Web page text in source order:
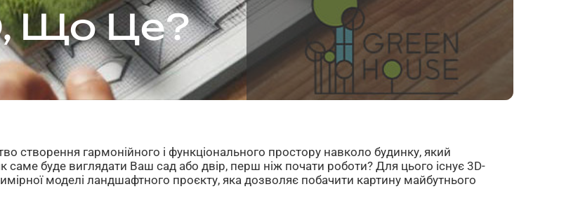
Що Це?
створення гармонійного і функціонального простору навколо будинку, який
саме буде виглядати Ваш сад або двір, перш ніж почати роботи? Для цього існує 3D-
моделі ландшафтного проєкту, яка дозволяє побачити картину майбутнього